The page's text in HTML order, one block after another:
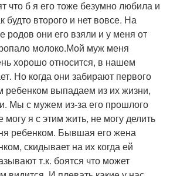
что б я его тоже безумно любила и
будто второго и нет вовсе. На
родов они его взяли и у меня от
молоко.Мой муж меня
хорошо относится, в нашем
Но когда они забирают первого
ребенком выпадаем из их жизни,
Мы с мужем из-за его прошлого
я с этим жить, не могу делить
ребенком. Бывшая его жена
скидывает на их когда ей
т.к. боятся что может